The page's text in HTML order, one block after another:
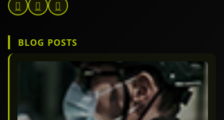
BLOG POSTS